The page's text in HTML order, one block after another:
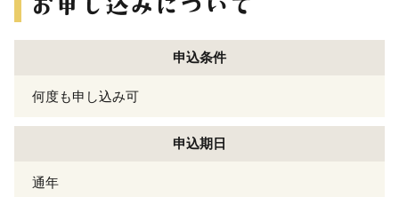
申込条件
何度も申し込み可
申込期日
通年